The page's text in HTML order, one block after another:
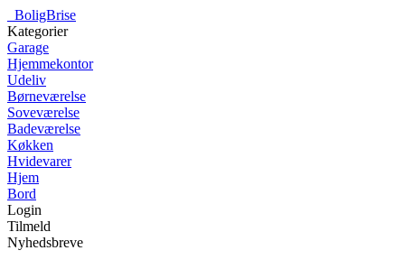
BoligBrise
Kategorier
Garage
Hjemmekontor
Udeliv
Børneværelse
Soveværelse
Badeværelse
Køkken
Hvidevarer
Hjem
Bord
Login
Tilmeld
Nyhedsbreve